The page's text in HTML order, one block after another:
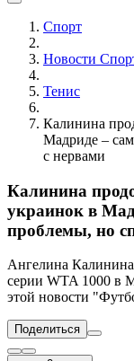
Спорт
Новости
Тенис
Калинина
Мадриде –
с нервами
Калинина
украинок в
проблемы, но
Ангелина Калинина
серии WTA 1000 в
этой новости
Поделиться